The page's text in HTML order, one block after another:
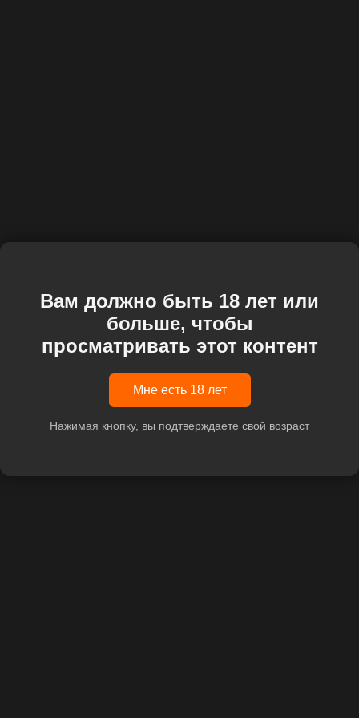
Вам должно быть 18 лет или
больше, чтобы
просматривать этот контент
Мне есть 18 лет
Нажимая кнопку, вы подтверждаете свой возраст